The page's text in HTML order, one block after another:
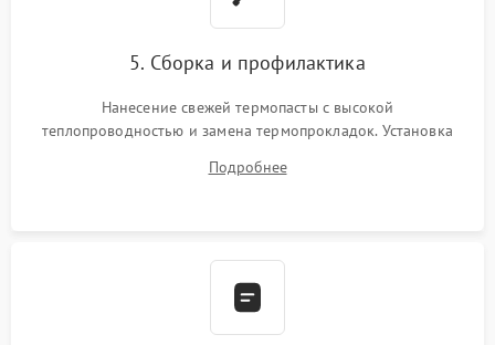
5. Сборка и профилактика
Нанесение свежей термопасты с высокой
теплопроводностью и замена термопрокладок. Установка
шлейфов, модулей памяти и накопителей. Предварительная
Подробнее